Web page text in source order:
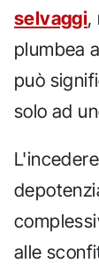
selvaggi,
plumbea
può
solo ad
alle